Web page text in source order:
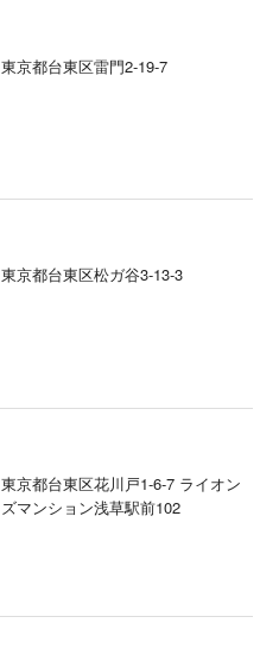
東京都台東区雷門2-19-7
東京都台東区松ガ谷3-13-3
東京都台東区花川戸1-6-7 ライオン
ズマンション浅草駅前102